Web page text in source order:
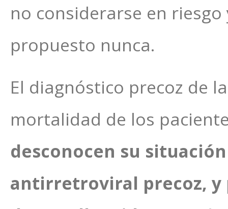
no considerarse en
propuesto nunca.
El diagnóstico precoz de
mortalidad de los
desconocen su
antirretroviral precoz, y